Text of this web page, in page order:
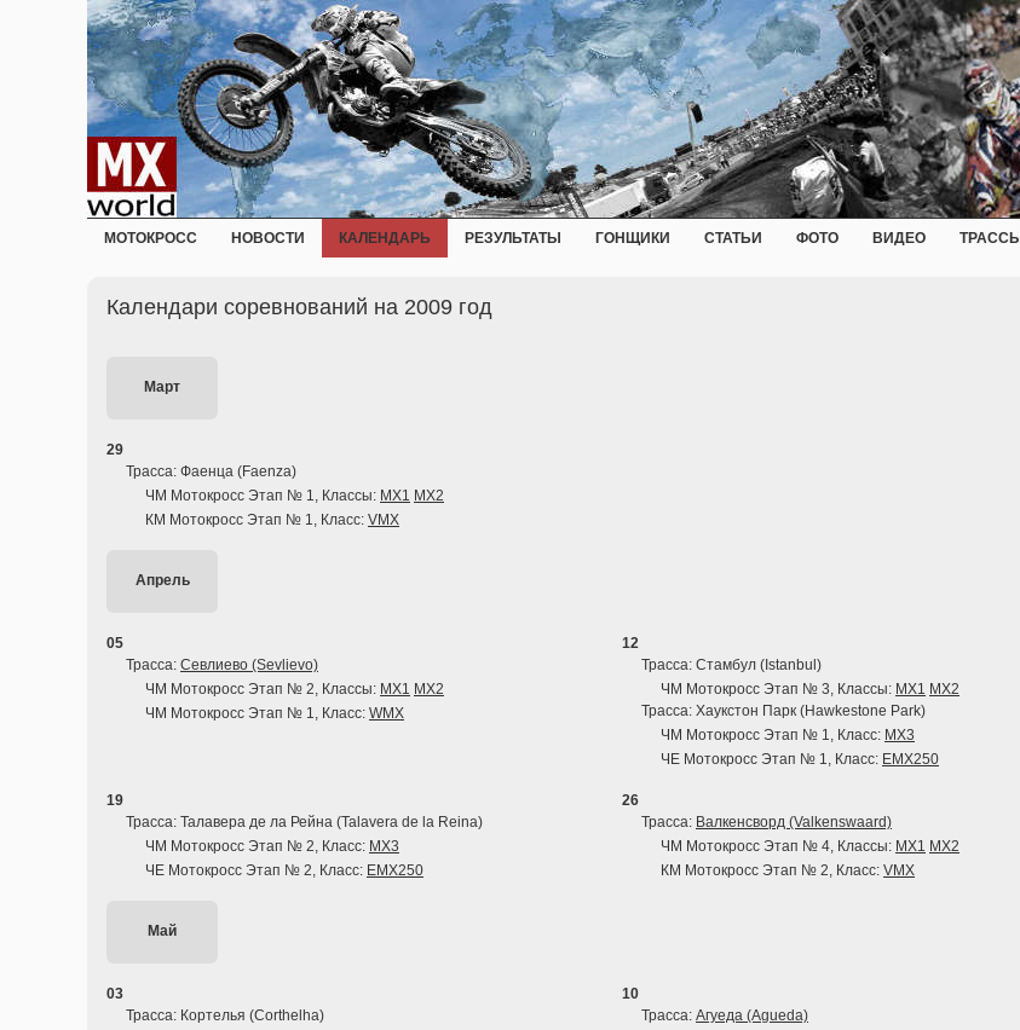
МОТОКРОСС НОВОСТИ КАЛЕНДАРЬ РЕЗУЛЬТАТЫ ГОНЩИКИ СТАТЬИ ФОТО ВИДЕО ТРАССЫ
Календари соревнований на 2009 год
Март
29
Трасса: Фаенца (Faenza)
ЧМ Мотокросс Этап № 1, Классы: MX1 MX2
КМ Мотокросс Этап № 1, Класс: VMX
Апрель
05
Трасса: Севлиево (Sevlievo)
ЧМ Мотокросс Этап № 2, Классы: MX1 MX2
ЧМ Мотокросс Этап № 1, Класс: WMX
12
Трасса: Стамбул (Istanbul)
ЧМ Мотокросс Этап № 3, Классы: MX1 MX2
Трасса: Хаукстон Парк (Hawkestone Park)
ЧМ Мотокросс Этап № 1, Класс: MX3
ЧЕ Мотокросс Этап № 1, Класс: EMX250
19
Трасса: Талавера де ла Рейна (Talavera de la Reina)
ЧМ Мотокросс Этап № 2, Класс: MX3
ЧЕ Мотокросс Этап № 2, Класс: EMX250
26
Трасса: Валкенсворд (Valkenswaard)
ЧМ Мотокросс Этап № 4, Классы: MX1 MX2
КМ Мотокросс Этап № 2, Класс: VMX
Май
03
Трасса: Кортелья (Corthelha)
10
Трасса: Агуеда (Agueda)